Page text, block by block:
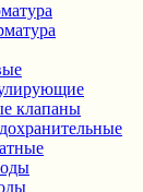
клапаны